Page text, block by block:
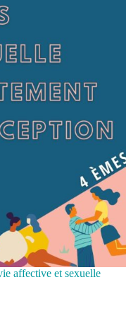
affective et sexuelle